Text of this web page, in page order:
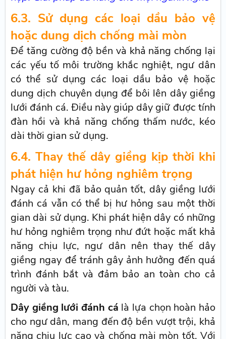
6.3. Sử dụng các loại dầu bảo vệ
hoặc dung dịch chống mài mòn
Để tăng cường độ bền và khả năng chống lại
các yếu tố môi trường khắc nghiệt, ngư dân
có thể sử dụng các loại dầu bảo vệ hoặc
dung dịch chuyên dụng để bôi lên dây giềng
lưới đánh cá. Điều này giúp dây giữ được tính
đàn hồi và khả năng chống thấm nước, kéo
dài thời gian sử dụng.
6.4. Thay thế dây giềng kịp thời khi
phát hiện hư hỏng nghiêm trọng
Ngay cả khi đã bảo quản tốt, dây giềng lưới
đánh cá vẫn có thể bị hư hỏng sau một thời
gian dài sử dụng. Khi phát hiện dây có những
hư hỏng nghiêm trọng như đứt hoặc mất khả
năng chịu lực, ngư dân nên thay thế dây
giềng ngay để tránh gây ảnh hưởng đến quá
trình đánh bắt và đảm bảo an toàn cho cả
người và tàu.
Dây giềng lưới đánh cá là lựa chọn hoàn hảo
cho ngư dân, mang đến độ bền vượt trội, khả
năng chịu lực cao và chống mài mòn tốt. Với